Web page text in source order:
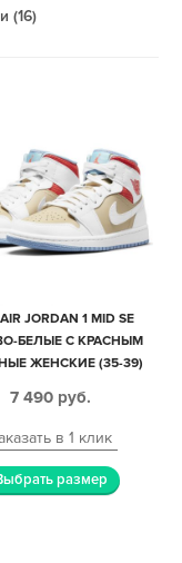
(16)
JORDAN 1 MID SE
БЕЛЫЕ С КРАСНЫМ
ЖЕНСКИЕ (35-39)
7 490 руб.
в 1 клик
размер